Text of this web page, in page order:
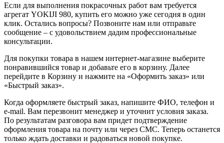
Если для выполнения покрасочных работ вам требуется
агрегат YOKIJI 980, купить его можно уже сегодня в один
клик. Остались вопросы? Позвоните нам или отправьте
сообщение – с удовольствием дадим профессиональные
консультации.
Для покупки товара в нашем интернет-магазине выберите
понравившийся товар и добавьте его в корзину. Далее
перейдите в Корзину и нажмите на «Оформить заказ» или
«Быстрый заказ».
Когда оформляете быстрый заказ, напишите ФИО, телефон и
e-mail. Вам перезвонит менеджер и уточнит условия заказа.
По результатам разговора вам придет подтверждение
оформления товара на почту или через СМС. Теперь останется
только ждать доставки и радоваться новой покупке.